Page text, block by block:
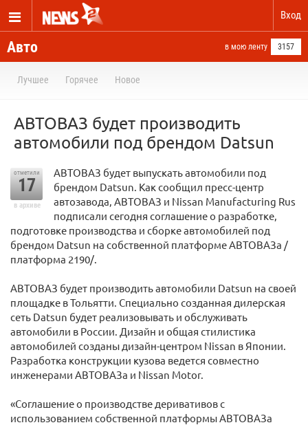
Вход
Авто в мою ленту 3157
Лучшее Горячее Новое
АВТОВАЗ будет производить
автомобили под брендом Datsun
отметили
17
в архиве
АВТОВАЗ будет выпускать автомобили под
брендом Datsun. Как сообщил пресс-центр
автозавода, АВТОВАЗ и Nissan Manufacturing Rus
подписали сегодня соглашение о разработке,
подготовке производства и сборке автомобилей под
брендом Datsun на собственной платформе АВТОВАЗа /
платформа 2190/.
АВТОВАЗ будет производить автомобили Datsun на своей
площадке в Тольятти. Специально созданная дилерская
сеть Datsun будет реализовывать и обслуживать
автомобили в России. Дизайн и общая стилистика
автомобилей созданы дизайн-центром Nissan в Японии.
Разработка конструкции кузова ведется совместно
инженерами АВТОВАЗа и Nissan Motor.
«Соглашение о производстве деривативов с
использованием собственной платформы АВТОВАЗа